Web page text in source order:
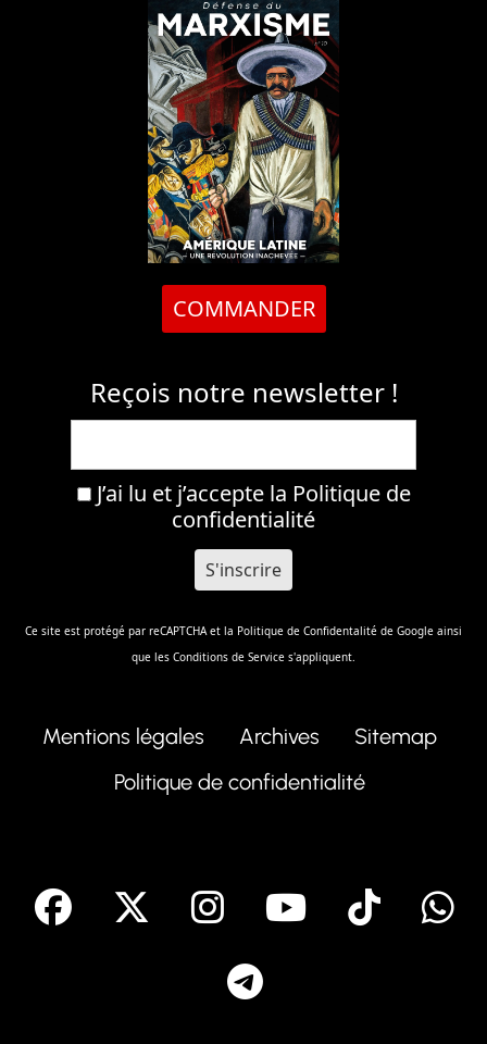
COMMANDER
Reçois notre newsletter !
J’ai lu et j’accepte la Politique de
confidentialité
Ce site est protégé par reCAPTCHA et la Politique de Confidentalité de Google ainsi
que les Conditions de Service s'appliquent.
Mentions légales Archives
Sitemap
Politique de confidentialité
facebook Instagram
Youtube
Tik